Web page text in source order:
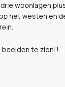
woonlagen
het westen en
beelden te zien!!